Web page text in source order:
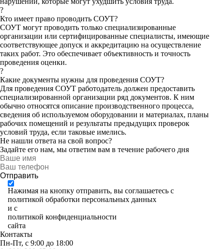
?
Кто имеет право проводить СОУТ?
СОУТ могут проводить только специализированные
организации или сертифицированные специалисты, имеющие
соответствующее допуск и аккредитацию на осуществление
таких работ. Это обеспечивает объективность и точность
проведения оценки.
?
Какие документы нужны для проведения СОУТ?
Для проведения СОУТ работодатель должен предоставить
специализированной организации ряд документов. К ним
обычно относятся описание производственного процесса,
сведения об используемом оборудовании и материалах, планы
рабочих помещений и результаты предыдущих проверок
условий труда, если таковые имелись.
Не нашли ответа на свой вопрос?
Задайте его нам, мы ответим вам в течение рабочего дня
Отправить
Нажимая на кнопку отправить, вы соглашаетесь с
политикой обработки персональных данных
и с
политикой конфиденциальности
сайта
Контакты
Пн-Пт, с 9:00 до 18:00